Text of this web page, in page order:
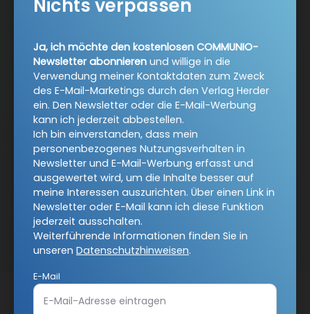
Nach oben
Nichts verpassen
Ja, ich möchte den kostenlosen COMMUNIO-
Newsletter abonnieren und willige in die
Verwendung meiner Kontaktdaten zum Zweck
des E-Mail-Marketings durch den Verlag Herder
ein. Den Newsletter oder die E-Mail-Werbung
kann ich jederzeit abbestellen.
Ich bin einverstanden, dass mein
personenbezogenes Nutzungsverhalten in
Newsletter und E-Mail-Werbung erfasst und
ausgewertet wird, um die Inhalte besser auf
meine Interessen auszurichten. Über einen Link in
Newsletter oder E-Mail kann ich diese Funktion
jederzeit ausschalten.
Weiterführende Informationen finden Sie in
unseren Datenschutzhinweisen.
E-Mail